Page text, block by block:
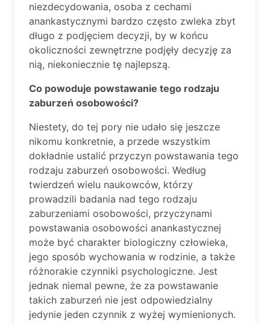
niezdecydowania, osoba z cechami
anankastycznymi bardzo często zwleka zbyt
długo z podjęciem decyzji, by w końcu
okoliczności zewnętrzne podjęły decyzję za
nią, niekoniecznie tę najlepszą.
Co powoduje powstawanie tego rodzaju
zaburzeń osobowości?
Niestety, do tej pory nie udało się jeszcze
nikomu konkretnie, a przede wszystkim
dokładnie ustalić przyczyn powstawania tego
rodzaju zaburzeń osobowości. Według
twierdzeń wielu naukowców, którzy
prowadzili badania nad tego rodzaju
zaburzeniami osobowości, przyczynami
powstawania osobowości anankastycznej
może być charakter biologiczny człowieka,
jego sposób wychowania w rodzinie, a także
różnorakie czynniki psychologiczne. Jest
jednak niemal pewne, że za powstawanie
takich zaburzeń nie jest odpowiedzialny
jedynie jeden czynnik z wyżej wymienionych.